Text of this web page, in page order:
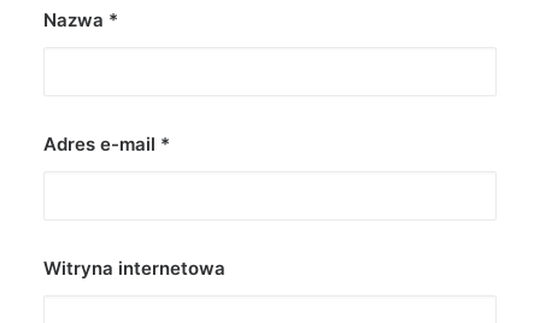
Nazwa *
Adres e-mail *
Witryna internetowa